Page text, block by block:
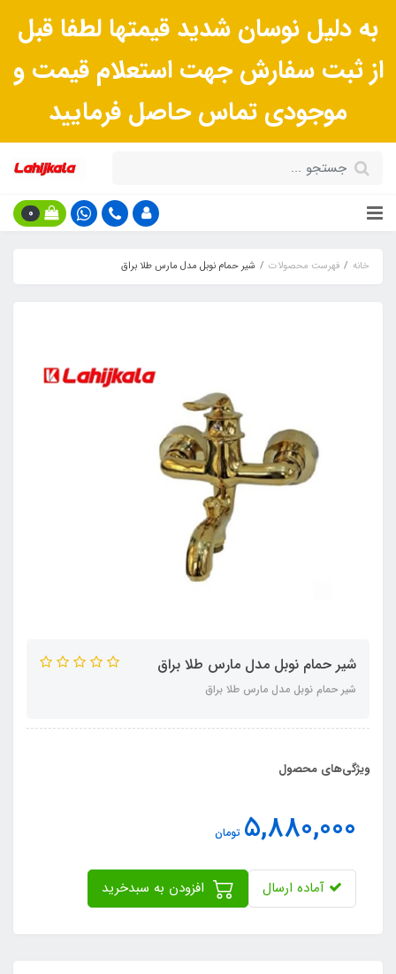
به دلیل نوسان شدید قیمتها لطفا قبل
از ثبت سفارش جهت استعلام قیمت و
موجودی تماس حاصل فرمایید
0
خانه فهرست محصولات شیر حمام نوبل مدل مارس طلا براق
شیر حمام نوبل مدل مارس طلا براق
شیر حمام نوبل مدل مارس طلا براق
ویژگی‌های محصول
5,880,000 تومان
آماده ارسال